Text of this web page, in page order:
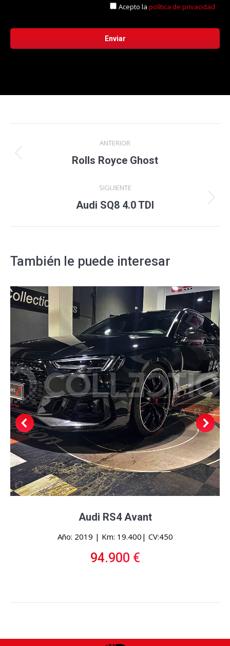
Acepto lapolítica de privacidad
entre
ANTERIOR
Proyecto
Rolls Royce Ghost
SIGUIENTE
Proyecto
Audi SQ8 4.0 TDI
También le puede interesar
Audi RS4 Avant
Año: 2019 | Km: 19.400| CV:450
94.900 €